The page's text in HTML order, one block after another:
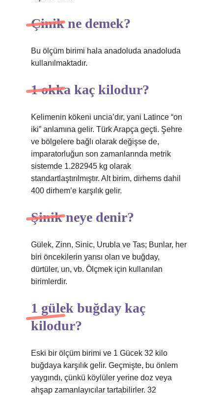
Çinik ne demek?
Bu ölçüm birimi hala anadoluda anadoluda
kullanılmaktadır.
1 okka kaç kilodur?
Kelimenin kökeni uncia’dır, yani Latince “on
iki” anlamına gelir. Türk Arapça geçti. Şehre
ve bölgelere bağlı olarak değişse de,
imparatorluğun son zamanlarında metrik
sistemde 1.282945 kg olarak
standartlaştırılmıştır. Alt birim, dirhems dahil
400 dirhem’e karşılık gelir.
Şinik neye denir?
Gülek, Zinn, Sinic, Urubla ve Tas; Bunlar, her
biri öncekilerin yarısı olan ve buğday,
dürtüler, un, vb. Ölçmek için kullanılan
birimlerdir.
1 gülek buğday kaç
kilodur?
Eski bir ölçüm birimi ve 1 Gücek 32 kilo
buğdaya karşılık gelir. Geçmişte, bu önlem
yaygındı, çünkü köylüler yerine doz veya
ahşap zamanlayıcılar tartabilirler. 32